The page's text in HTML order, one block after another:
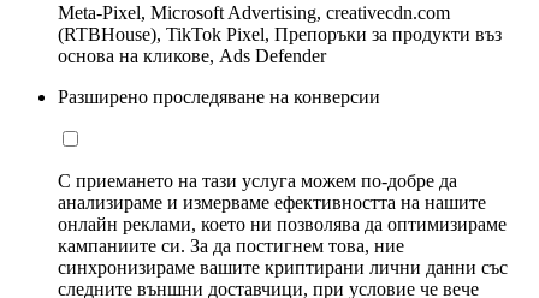
Meta-Pixel, Microsoft Advertising, creativecdn.com
(RTBHouse), TikTok Pixel, Препоръки за продукти въз
основа на кликове, Ads Defender
Разширено проследяване на конверсии
С приемането на тази услуга можем по-добре да
анализираме и измерваме ефективността на нашите
онлайн реклами, което ни позволява да оптимизираме
кампаниите си. За да постигнем това, ние
синхронизираме вашите криптирани лични данни със
следните външни доставчици, при условие че вече